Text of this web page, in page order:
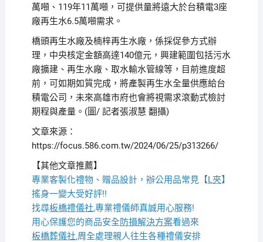
萬噸、119年11萬噸，可提供量將遠大於台積電3座
廠再生水6.5萬噸需求。
橋頭再生水廠及楠梓再生水廠，係採促參方式辦
理，中央核定金額高達140億元，興建範圍包括污水
廠擴建、再生水廠、取水輸水管線等，目前進度超
前，可如期如質完成，將產製再生水全量供應給台
積電公司，未來高雄市府也會將視需求滾動式檢討
期程與產量。(圖/ 記者張淑慧 翻攝)
文章來源：
https://focus.586.com.tw/2024/06/25/p313266/
【其他文章推薦】
專業客製化禮物、贈品設計，辦公用品常見【L夾】
搖身一變大受好評!!
找尋板橋禮儀社,專業禮儀師真誠用心服務!
用心保護您的商品安全防損解決方案看過來
板橋葬儀社,周全處理親人往生各種禮儀安排